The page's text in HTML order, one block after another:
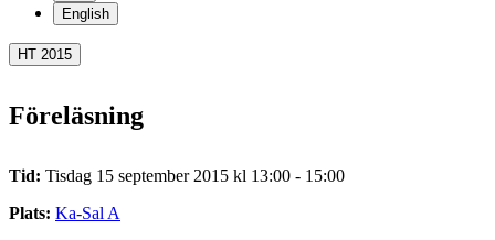
English
HT 2015
Föreläsning
Tid: Tisdag 15 september 2015 kl 13:00 - 15:00
Plats: Ka-Sal A